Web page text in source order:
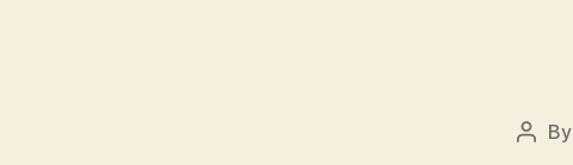
Post
By